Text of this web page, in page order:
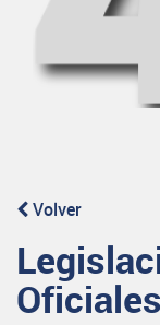
Volver
Oficiales